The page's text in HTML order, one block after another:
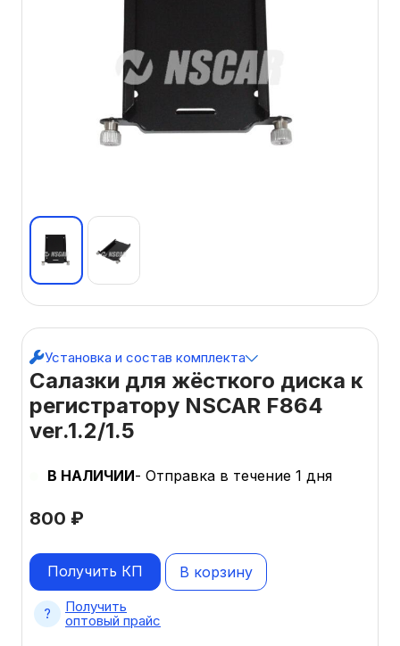
Салазки для жёсткого диска к
регистратору NSCAR F864
ver.1.2/1.5
800 ₽
В НАЛИЧИИ- Отправка в течение 1 дня
Установка и состав комплекта
В корзину
Получить КП
Получить
оптовый прайс